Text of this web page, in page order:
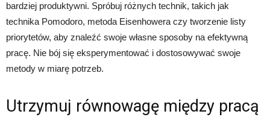
bardziej produktywni. Spróbuj różnych technik, takich jak
technika Pomodoro, metoda Eisenhowera czy tworzenie listy
priorytetów, aby znaleźć swoje własne sposoby na efektywną
pracę. Nie bój się eksperymentować i dostosowywać swoje
metody w miarę potrzeb.
Utrzymuj równowagę między pracą